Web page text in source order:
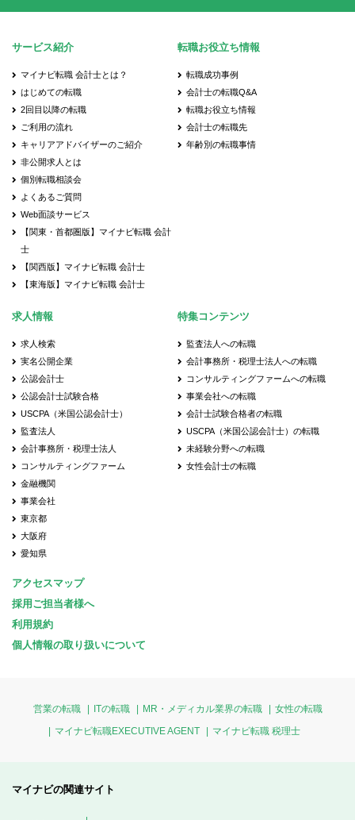
サービス紹介
マイナビ転職 会計士とは？
はじめての転職
2回目以降の転職
ご利用の流れ
キャリアアドバイザーのご紹介
非公開求人とは
個別転職相談会
よくあるご質問
Web面談サービス
【関東・首都圏版】マイナビ転職 会計
士
【関西版】マイナビ転職 会計士
【東海版】マイナビ転職 会計士
転職お役立ち情報
転職成功事例
会計士の転職Q&A
転職お役立ち情報
会計士の転職先
年齢別の転職事情
求人情報
求人検索
実名公開企業
公認会計士
公認会計士試験合格
USCPA（米国公認会計士）
監査法人
会計事務所・税理士法人
コンサルティングファーム
金融機関
事業会社
東京都
大阪府
愛知県
特集コンテンツ
監査法人への転職
会計事務所・税理士法人への転職
コンサルティングファームへの転職
事業会社への転職
会計士試験合格者の転職
USCPA（米国公認会計士）の転職
未経験分野への転職
女性会計士の転職
アクセスマップ
採用ご担当者様へ
利用規約
個人情報の取り扱いについて
営業の転職 ITの転職 MR・メディカル業界の転職
女性の転職
マイナビ転職EXECUTIVE AGENT
マイナビ転職 税理士
マイナビの関連サイト